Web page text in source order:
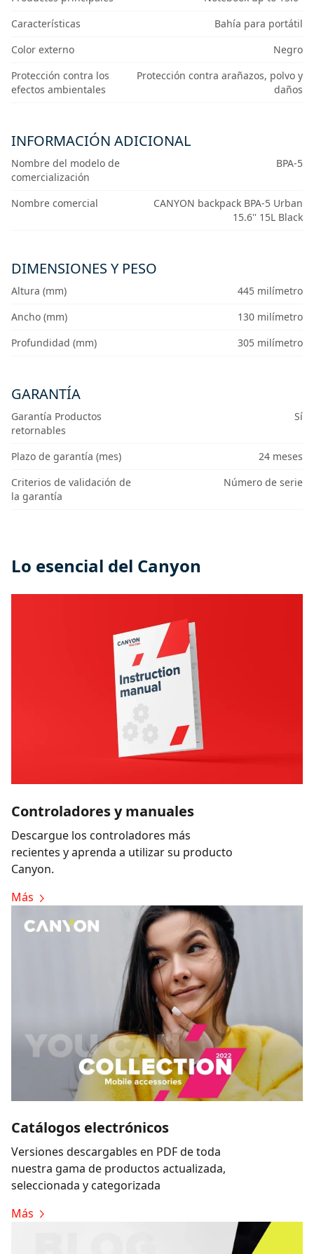
Características
Bahía para portátil
Color externo
Negro
Protección contra los
efectos ambientales
Protección contra arañazos, polvo y
daños
INFORMACIÓN ADICIONAL
Nombre del modelo de
comercialización
BPA-5
Nombre comercial
CANYON backpack BPA-5 Urban
15.6'' 15L Black
DIMENSIONES Y PESO
Altura (mm)
445 milímetro
Ancho (mm)
130 milímetro
Profundidad (mm)
305 milímetro
GARANTÍA
Garantía Productos
retornables
Sí
Plazo de garantía (mes)
24 meses
Criterios de validación de
la garantía
Número de serie
Lo esencial del Canyon
Controladores y manuales
Descargue los controladores más
recientes y aprenda a utilizar su producto
Canyon.
Más
Catálogos electrónicos
Versiones descargables en PDF de toda
nuestra gama de productos actualizada,
seleccionada y categorizada
Más